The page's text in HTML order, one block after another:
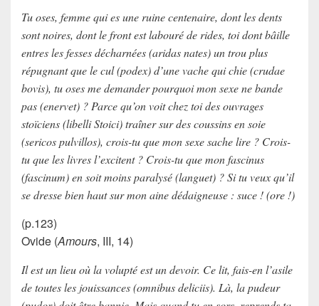
Tu oses, femme qui es une ruine centenaire, dont les dents
sont noires, dont le front est labouré de rides, toi dont bâille
entres les fesses décharnées (aridas nates) un trou plus
répugnant que le cul (podex) d’une vache qui chie (crudae
bovis), tu oses me demander pourquoi mon sexe ne bande
pas (enervet) ? Parce qu’on voit chez toi des ouvrages
stoïciens (libelli Stoici) traîner sur des coussins en soie
(sericos pulvillos), crois-tu que mon sexe sache lire ? Crois-
tu que les livres l’excitent ? Crois-tu que mon fascinus
(fascinum) en soit moins paralysé (languet) ? Si tu veux qu’il
se dresse bien haut sur mon aine dédaigneuse : suce ! (ore !)
(p.123)
Ovide (Amours, III, 14)
Il est un lieu où la volupté est un devoir. Ce lit, fais-en l’asile
de toutes les jouissances (omnibus deliciis). Là, la pudeur